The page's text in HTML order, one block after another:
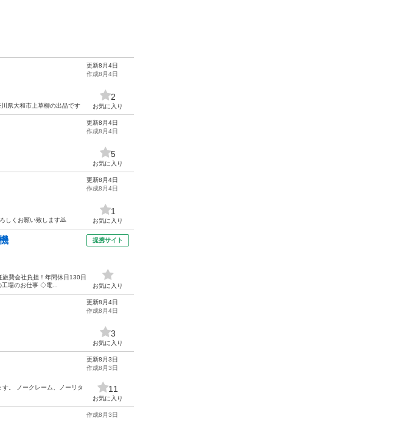
県大和市上草柳の出品です
更新8月4日
作成8月4日
2
お気に入り
更新8月4日
作成8月4日
5
お気に入り
しくお願い致します🙇
更新8月4日
作成8月4日
1
お気に入り
費会社負担！年間休日130日
場のお仕事 ◇電...
提携サイト
お気に入り
更新8月4日
作成8月4日
3
お気に入り
。 ノークレーム、ノーリタ
更新8月3日
作成8月3日
11
お気に入り
作成8月3日